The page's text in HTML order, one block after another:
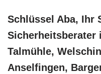
Schlüssel Aba, Ihr
Sicherheitsberater
Talmühle,
Anselfingen,